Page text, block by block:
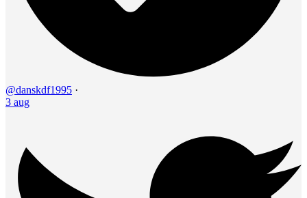
@danskdf1995 ·
3 aug